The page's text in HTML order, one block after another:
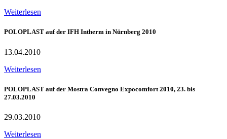
Weiterlesen
POLOPLAST auf der IFH Intherm in Nürnberg 2010
13.04.2010
Weiterlesen
POLOPLAST auf der Mostra Convegno Expocomfort 2010, 23. bis
27.03.2010
29.03.2010
Weiterlesen